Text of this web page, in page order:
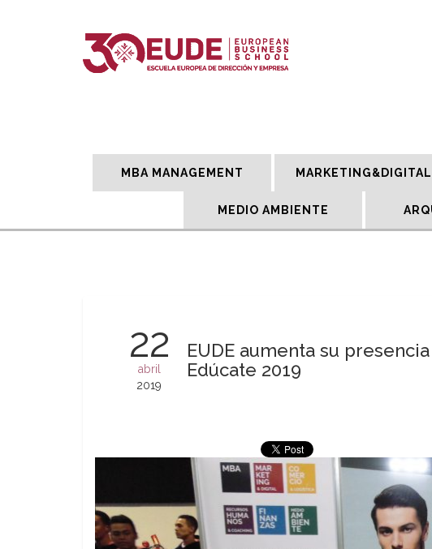
MBA MANAGEMENT MARKETING&DIGITAL
MEDIO AMBIENTE
22
abril
2019
EUDE aumenta su
Edúcate 2019